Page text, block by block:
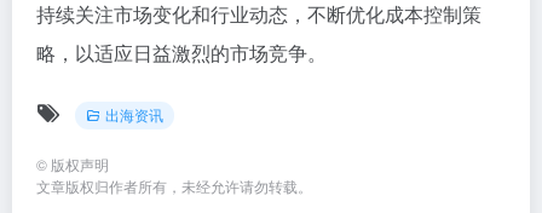
持续关注市场变化和行业动态，不断优化成本控制策
略，以适应日益激烈的市场竞争。
出海资讯
© 版权声明
文章版权归作者所有，未经允许请勿转载。